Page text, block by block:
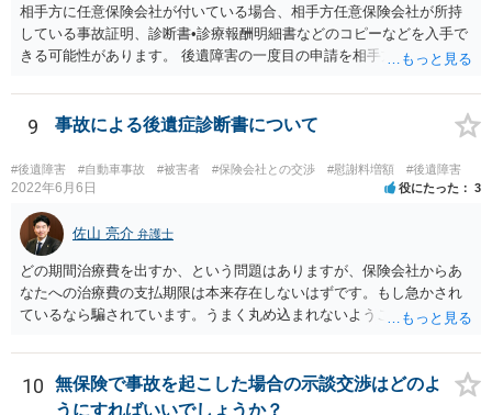
相手方に任意保険会社が付いている場合、相手方任意保険会社が所持
している事故証明、診断書•診療報酬明細書などのコピーなどを入手で
きる可能性があります。 後遺障害の一度目の申請を相手方任意保険会
果と認定理由書も相手方任意保険会社から入手できる可能性がありま
す。 これらが難しくても、通院していた病院のカルテを取り付けるこ
と等で代替が可能な場合もあります。 事故からどの程度期間が経過し
ているがが定かではありませんが、昨年４月から既に１年半年程度経
過しており、時効なども意識しながら対応をしておきたいところで
す。 待っていても事態が打開しない可能性もあるため、依頼の対応が
可能な弁護士に個別に問い合わせ、上記の方法等を参考に進め方を相
談してみるのが望ましいかもしれません。
9 事故による後遺症診断書について
#後遺障害 #自動車事故 #被害者 #保険会社との交渉 #慰謝料増額 #後遺障害
2022年6月6日 役にたった 3
佐山 亮介 弁護士
どの期間治療費を出すか、という問題はありますが、保険会社からあ
なたへの治療費の支払期限は本来存在しないはずです。もし急かされ
ているなら騙されています。うまく丸め込まれないようご注意下さ
せんが、受診したならば提出すべきです。
10
無保険で事故を起こした場合の示談交渉はどのよ
うにすればいいでしょうか？